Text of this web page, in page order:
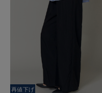
再値下げ